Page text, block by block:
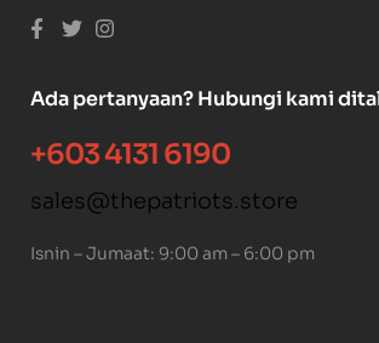
Ada pertanyaan? Hubungi kami
+603 4131 6190
sales@thepatriots.store
Isnin – Jumaat: 9:00 am – 6:00 pm